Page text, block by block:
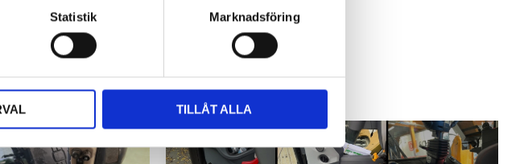
Statistik Marknadsföring
TILLÅT ALLA